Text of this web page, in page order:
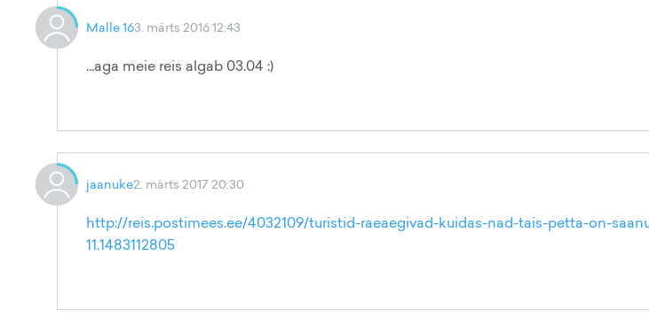
Malle 163. märts 2016 12:43
...aga meie reis algab 03.04 :)
jaanuke2. märts 2017 20:30
http://reis.postimees.ee/4032109/turistid-raeaegivad-kuidas-nad-tais-petta-on-
11.1483112805